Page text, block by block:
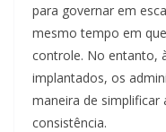
para governar em
mesmo tempo em
controle. No entanto,
implantados, os
maneira de simplificar
consistência.